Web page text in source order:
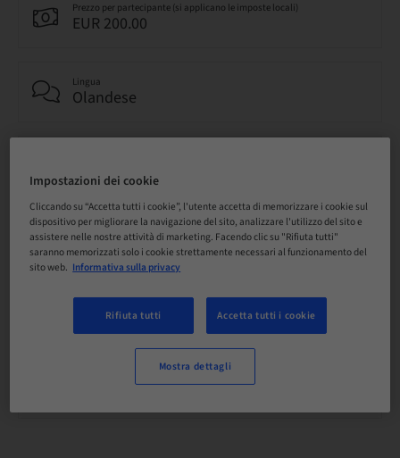
Prezzo per partecipante (si applicano le imposte locali)
EUR 200.00
Lingua
Olandese
0.00 Punti
Metodo di consegna
Corso teorico
nazionale
Impostazioni dei cookie
Cliccando su “Accetta tutti i cookie”, l'utente accetta di memorizzare i cookie sul
dispositivo per migliorare la navigazione del sito, analizzare l'utilizzo del sito e
assistere nelle nostre attività di marketing. Facendo clic su "Rifiuta tutti"
saranno memorizzati solo i cookie strettamente necessari al funzionamento del
sito web. Informativa sulla privacy
Rifiuta tutti Accetta tutti i cookie
Mostra dettagli